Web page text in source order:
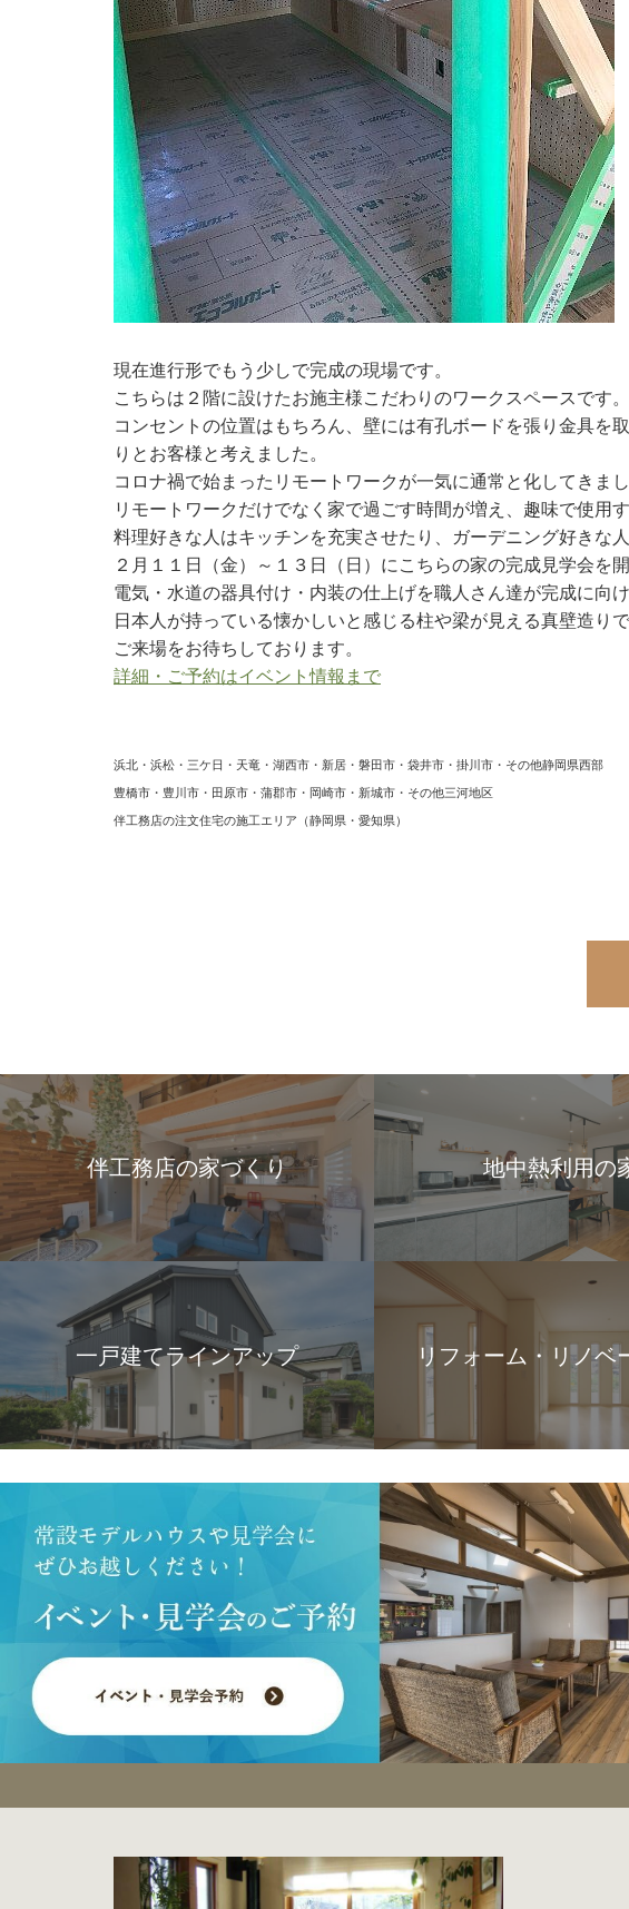
現在進行形でもう少しで完成の現場です。
こちらは２階に設けたお施主様こだわりのワークスペースです。
コンセントの位置はもちろん、壁には有孔ボードを張り金具を
りとお客様と考えました。
コロナ禍で始まったリモートワークが一気に通常と化してきまし
リモートワークだけでなく家で過ごす時間が増え、趣味で使用
料理好きな人はキッチンを充実させたり、ガーデニング好きな
２月１１日（金）～１３日（日）にこちらの家の完成見学会を開
電気・水道の器具付け・内装の仕上げを職人さん達が完成に向
日本人が持っている懐かしいと感じる柱や梁が見える真壁造り
ご来場をお待ちしております。
詳細・ご予約はイベント情報まで
浜北・浜松・三ケ日・天竜・湖西市・新居・磐田市・袋井市・掛川市・その他静岡県西部
豊橋市・豊川市・田原市・蒲郡市・岡崎市・新城市・その他三河地区
伴工務店の注文住宅の施工エリア（静岡県・愛知県）
伴工務店の家づくり 地中熱利用の
一戸建てラインアップ リフォーム・リノベ